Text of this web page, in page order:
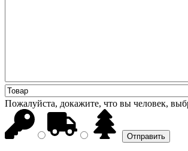
Пожалуйста, докажите, что вы человек,